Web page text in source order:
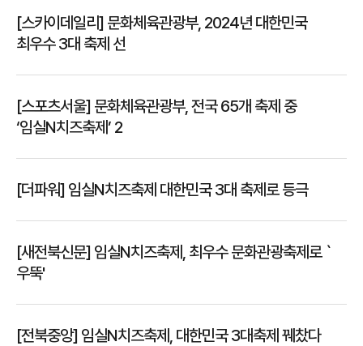
[스카이데일리] 문화체육관광부, 2024년 대한민국
최우수 3대 축제 선
[스포츠서울] 문화체육관광부, 전국 65개 축제 중
‘임실N치즈축제’ 2
[더파워] 임실N치즈축제 대한민국 3대 축제로 등극
[새전북신문] 임실N치즈축제, 최우수 문화관광축제로 `
우뚝'
[전북중앙] 임실N치즈축제, 대한민국 3대축제 꿰찼다